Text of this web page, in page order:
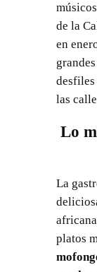
de la
en
desfiles
las
Lo
La
platos